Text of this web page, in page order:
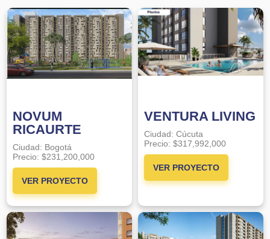
NOVUM
RICAURTE
Ciudad: Bogotá
Precio:$231,200,000
VER PROYECTO
VENTURA LIVING
Ciudad: Cúcuta
Precio: $317,992,000
VER PROYECTO